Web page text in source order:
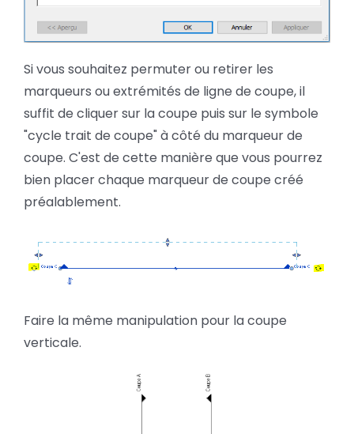
Si vous souhaitez permuter ou retirer les
marqueurs ou extrémités de ligne de coupe, il
suffit de cliquer sur la coupe puis sur le symbole
"cycle trait de coupe" à côté du marqueur de
coupe. C'est de cette manière que vous pourrez
bien placer chaque marqueur de coupe créé
préalablement.
Faire la même manipulation pour la coupe
verticale.